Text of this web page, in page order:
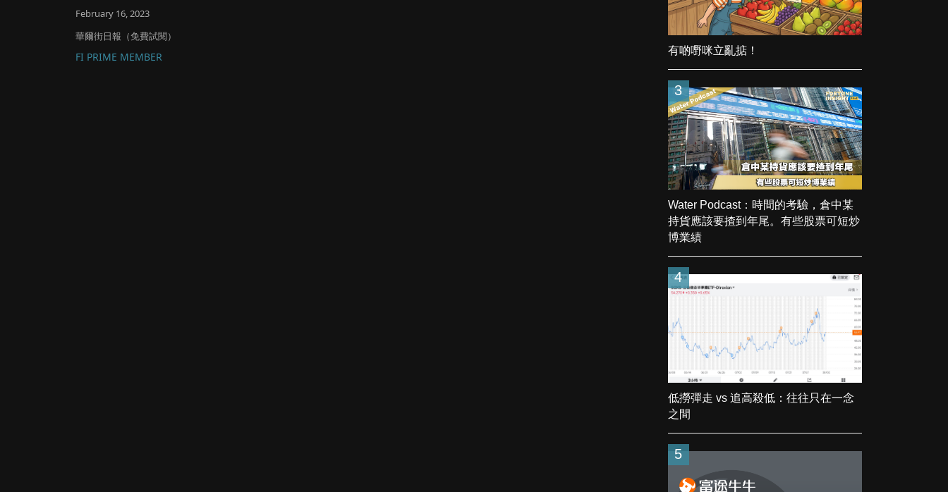
February 16, 2023
華爾街日報（免費試閱）
FI PRIME MEMBER 有啲嘢咪立亂掂！
3
Water Podcast：時間的考驗，倉中某
持貨應該要揸到年尾。有些股票可短炒
博業績
4
低撈彈走 vs 追高殺低：往往只在一念
之間
5